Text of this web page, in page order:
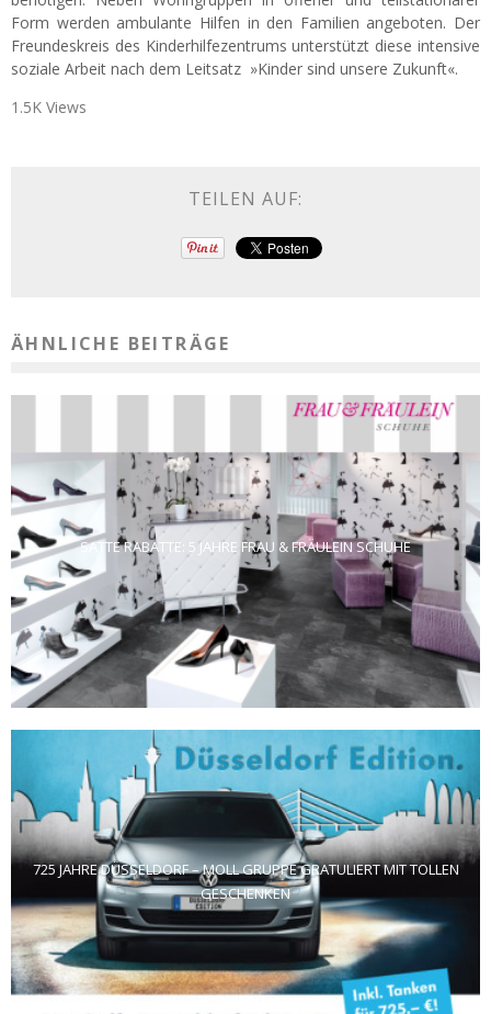
Form werden ambulante Hilfen in den Familien angeboten. Der
Freundeskreis des Kinderhilfezentrums unterstützt diese intensive
soziale Arbeit nach dem Leitsatz »Kinder sind unsere Zukunft«.
1.5K Views
TEILEN AUF:
ÄHNLICHE BEITRÄGE
SATTE RABATTE: 5 JAHRE FRAU & FRÄULEIN SCHUHE
725 JAHRE DÜSSELDORF – MOLL GRUPPE GRATULIERT MIT TOLLEN
GESCHENKEN